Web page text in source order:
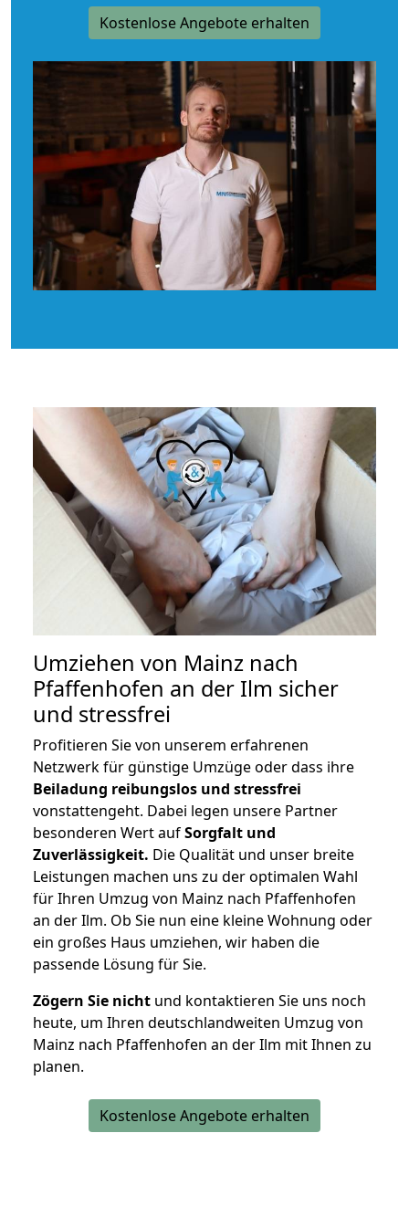
Kostenlose Angebote erhalten
Umziehen von Mainz nach
Pfaffenhofen an der Ilm sicher
und stressfrei
Profitieren Sie von unserem erfahrenen
Netzwerk für günstige Umzüge oder dass ihre
Beiladung reibungslos und stressfrei
vonstattengeht. Dabei legen unsere Partner
besonderen Wert aufSorgfalt und
Zuverlässigkeit. Die Qualität und unser breite
Leistungen machen uns zu der optimalen Wahl
für Ihren Umzug von Mainz nach Pfaffenhofen
an der Ilm. Ob Sie nun eine kleine Wohnung oder
ein großes Haus umziehen, wir haben die
passende Lösung für Sie.
Zögern Sie nicht und kontaktieren Sie uns noch
heute, um Ihren deutschlandweiten Umzug von
Mainz nach Pfaffenhofen an der Ilm mit Ihnen zu
planen.
Kostenlose Angebote erhalten